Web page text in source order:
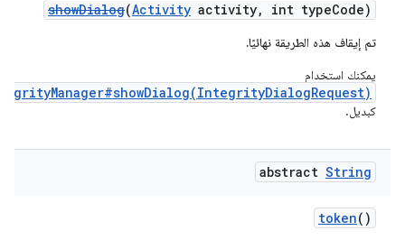
showDialog(Activity activity, int typeCode)
تم إيقاف هذه الطريقة نهائيًا.
يمكنك استخدام
كبديل.
abstract String
token()